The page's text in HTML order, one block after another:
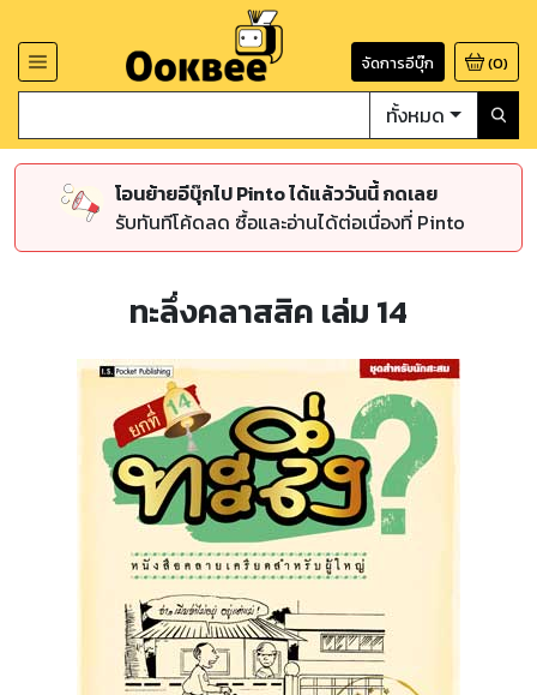
จัดการอีบุ๊ก (0)
ทั้งหมด
โอนย้ายอีบุ๊กไป Pinto ได้แล้ววันนี้ กดเลย
รับทันทีโค้ดลด ซื้อและอ่านได้ต่อเนื่องที่ Pinto
ทะลึ่งคลาสสิค เล่ม 14